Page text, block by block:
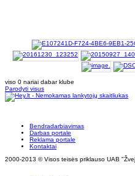
viso 0 nariai dabar klube
Parodyti visus
Bendradarbiavimas
Darbas portale
Reklama portale
Kontaktai
2000-2013 © Visos teisės priklauso UAB